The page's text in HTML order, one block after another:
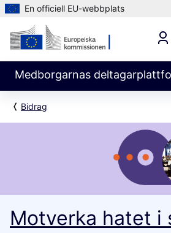
En officiell EU-webbplats
Medborgarnas
Bidrag
Motverka hatet i